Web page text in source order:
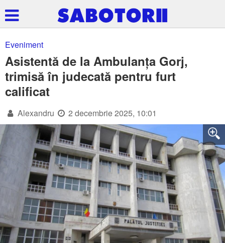
Eveniment
Asistentă de la Ambulanța Gorj,
trimisă în judecată pentru furt
calificat
Alexandru 2 decembrie 2025, 10:01